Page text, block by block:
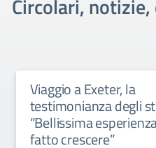
Circolari,
Viaggio a Exeter, la
testimonianza degli
“Bellissima
fatto crescere”